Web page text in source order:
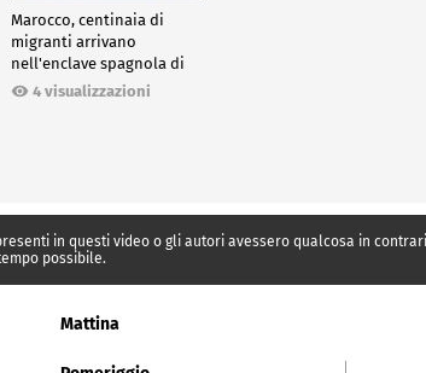
Marocco, centinaia di
migranti arrivano
nell'enclave spagnola di
Ceuta4 visualizzazioni
in questi video o gli autori avessero qualcosa in
possibile.
Mattina